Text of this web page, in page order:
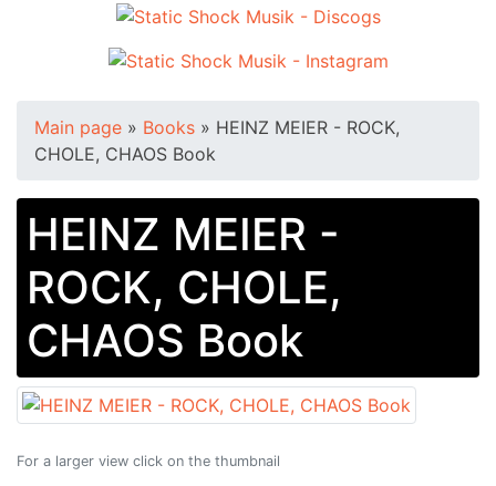
Main page » Books » HEINZ MEIER - ROCK,
CHOLE, CHAOS Book
HEINZ MEIER -
ROCK, CHOLE,
CHAOS Book
For a larger view click on the thumbnail